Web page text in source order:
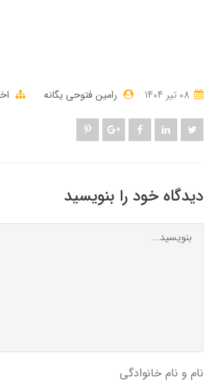
رامین فتوحی یگانه
دیدگاه خود را بنویسید
نام و نام خانوادگی